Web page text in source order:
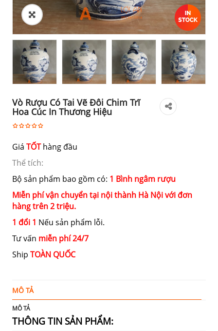
Vò Rượu Có Tai Vẽ Đôi Chim Trĩ
Hoa Cúc In Thương Hiệu
Giá TỐThàng đầu
Thể tích:
Bộ sản phẩm bao gồm có: 1 Bình ngâm rượu
Miễn phí vận chuyển tại nội thành Hà Nội với đơn
hàng trên 2 triệu.
1 đổi 1 Nếu sản phẩm lỗi.
Tư vấn miễn phí 24/7
Ship TOÀN QUỐC
MÔ TẢ
MÔ TẢ
THÔNG TIN SẢN PHẨM: